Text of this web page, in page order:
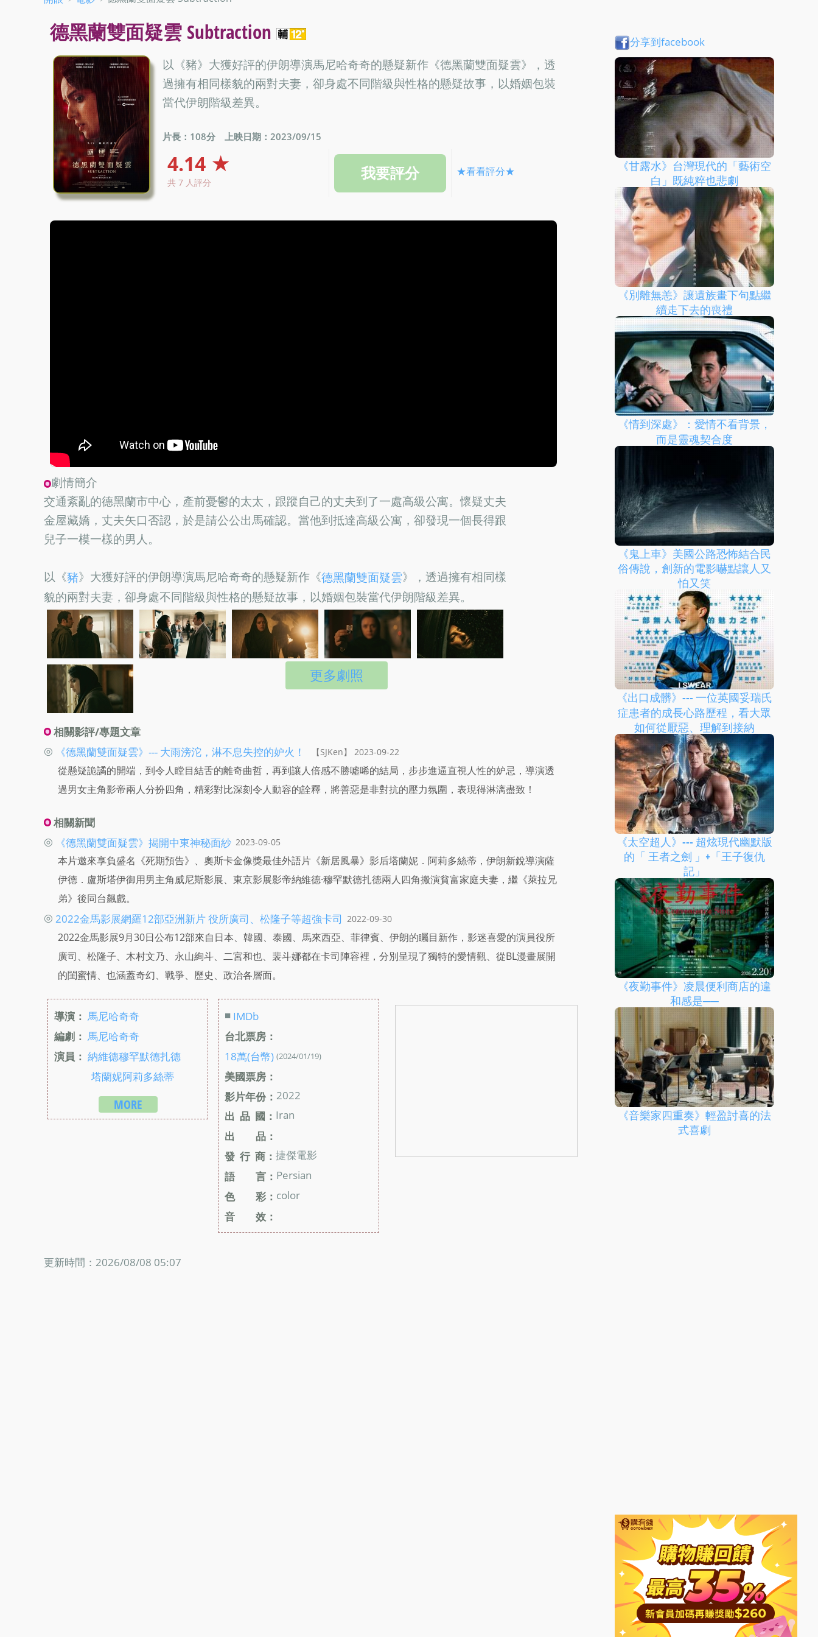
德黑蘭雙面疑雲 Subtraction
以《豬》大獲好評的伊朗導演馬尼哈奇奇的懸疑新作《德黑蘭雙面疑雲》，透
過擁有相同樣貌的兩對夫妻，卻身處不同階級與性格的懸疑故事，以婚姻包裝
當代伊朗階級差異。
片長：108分 上映日期：2023/09/15
4.14 ★
共 7 人評分
★看看評分★
劇情簡介
交通紊亂的德黑蘭市中心，產前憂鬱的太太，跟蹤自己的丈夫到了一處高級公寓。懷疑丈夫
金屋藏嬌，丈夫矢口否認，於是請公公出馬確認。當他到抵達高級公寓，卻發現一個長得跟
兒子一模一樣的男人。
以《豬》大獲好評的伊朗導演馬尼哈奇奇的懸疑新作《德黑蘭雙面疑雲》，透過擁有相同樣
貌的兩對夫妻，卻身處不同階級與性格的懸疑故事，以婚姻包裝當代伊朗階級差異。
更多劇照
相關影評/專題文章
◎ 《德黑蘭雙面疑雲》--- 大雨滂沱，淋不息失控的妒火！ 【SJKen】 2023-09-22
從懸疑詭譎的開端，到令人瞠目結舌的離奇曲哲，再到讓人倍感不勝噓唏的結局，步步進逼直視人性的妒忌，導演透
過男女主角影帝兩人分扮四角，精彩對比深刻令人動容的詮釋，將善惡是非對抗的壓力氛圍，表現得淋漓盡致！
相關新聞
◎ 《德黑蘭雙面疑雲》揭開中東神秘面紗 2023-09-05
本片邀來享負盛名《死期預告》、奧斯卡金像獎最佳外語片《新居風暴》影后塔蘭妮．阿莉多絲蒂，伊朗新銳導演薩
伊德．盧斯塔伊御用男主角威尼斯影展、東京影展影帝納維德·穆罕默德扎德兩人四角搬演貧富家庭夫妻，繼《萊拉兄
弟》後同台飆戲。
◎ 2022金馬影展網羅12部亞洲新片 役所廣司、松隆子等超強卡司 2022-09-30
2022金馬影展9月30日公布12部來自日本、韓國、泰國、馬來西亞、菲律賓、伊朗的矚目新作，影迷喜愛的演員役所
廣司、松隆子、木村文乃、永山絢斗、二宮和也、裴斗娜都在卡司陣容裡，分別呈現了獨特的愛情觀、從BL漫畫展開
的閨蜜情、也涵蓋奇幻、戰爭、歷史、政治各層面。
導演： 馬尼哈奇奇
編劇： 馬尼哈奇奇
演員： 納維德穆罕默德扎德
塔蘭妮阿莉多絲蒂
MORE
■ IMDb
台北票房：
18萬(台幣) (2024/01/19)
美國票房：
影片年份： 2022
出 品 國： Iran
出 品：
發 行 商：捷傑電影
語 言： Persian
色 彩： color
音 效：
更新時間：2026/08/08 05:07
分享到facebook
《甘露水》台灣現代的「藝術空
白」既純粹也悲劇
《別離無恙》讓遺族畫下句點繼
續走下去的喪禮
《情到深處》：愛情不看背景，
而是靈魂契合度
《鬼上車》美國公路恐怖結合民
俗傳說，創新的電影嚇點讓人又
怕又笑
《出口成髒》--- 一位英國妥瑞氏
症患者的成長心路歷程，看大眾
如何從厭惡、理解到接納
《太空超人》--- 超炫現代幽默版
的「 王者之劍 」+「王子復仇
記」
《夜勤事件》凌晨便利商店的違
和感是──
《音樂家四重奏》輕盈討喜的法
式喜劇